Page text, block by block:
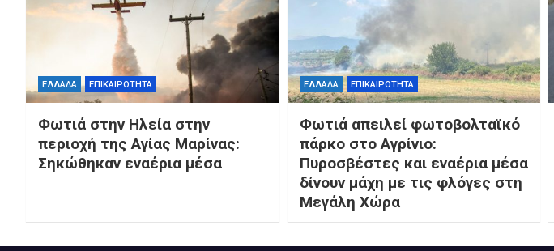
ΕΛΛΑΔΑ ΕΠΙΚΑΙΡΟΤΗΤΑ
Φωτιά στην Ηλεία στην
περιοχή της Αγίας Μαρίνας:
Σηκώθηκαν εναέρια μέσα
ΕΛΛΑΔΑ ΕΠΙΚΑΙΡΟΤΗΤΑ
Φωτιά απειλεί φωτοβολταϊκό
πάρκο στο Αγρίνιο:
Πυροσβέστες και εναέρια μέσα
δίνουν μάχη με τις φλόγες στη
Μεγάλη Χώρα